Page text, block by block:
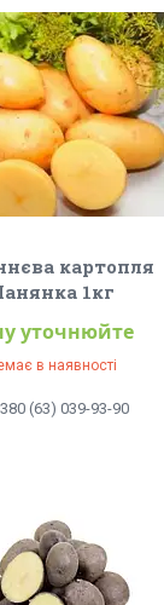
картопля
1кг
уточнюйте
в наявності
(63) 039-93-90